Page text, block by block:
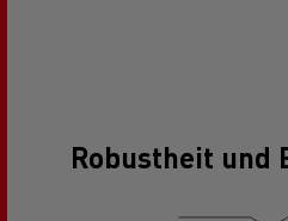
Robustheit und